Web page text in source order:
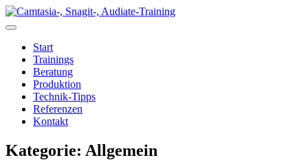
Zum
Inhalt
Start
Trainings
Beratung
Produktion
Technik-Tipps
Referenzen
Kontakt
Kategorie: Allgemein